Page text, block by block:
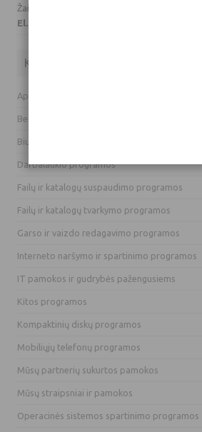
Žaidimų prašymai ir klausimai:
El. paštas: info(eta)hardas.lt
Kategorijos
Apsaugos programos
Bendravimo programos
Biurui skirti įrankiai ir programos
Darbalaukio programos
Failų ir katalogų suspaudimo programos
Failų ir katalogų tvarkymo programos
Garso ir vaizdo redagavimo programos
Interneto naršymo ir spartinimo programos
IT pamokos ir gudrybės pažengusiems
Kitos programos
Kompaktinių diskų programos
Mobiliųjų telefonų programos
Mūsų partnerių sukurtos pamokos
Mūsų straipsniai ir pamokos
Operacinės sistemos spartinimo programos